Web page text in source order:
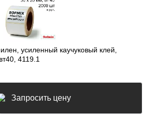
усиленный каучуковый клей,
4119.1
Запросить цену